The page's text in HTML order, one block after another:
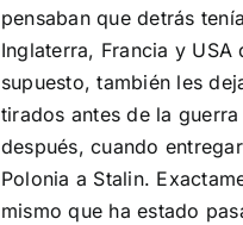
pensaban que detrás
Inglaterra, Francia y USA
supuesto, también les
tirados antes de la guerra
después, cuando
Polonia a Stalin.
mismo que ha estado